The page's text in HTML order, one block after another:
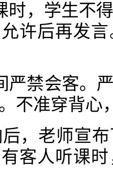
时，学生不
许后再发
严禁会客。
不准穿背心
，老师宣
客人听课